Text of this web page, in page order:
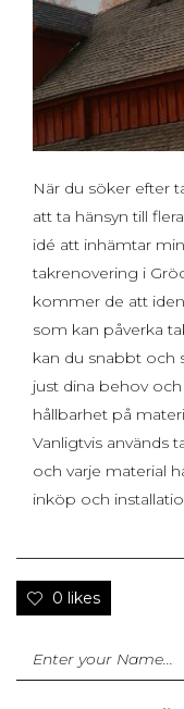
När du söker efter
att ta hänsyn till
idé att inhämtar
takrenovering i
kommer de att
som kan påverka
kan du snabbt och
just dina behov
hållbarhet på
Vanligtvis används
och varje material
inköp och
0 likes